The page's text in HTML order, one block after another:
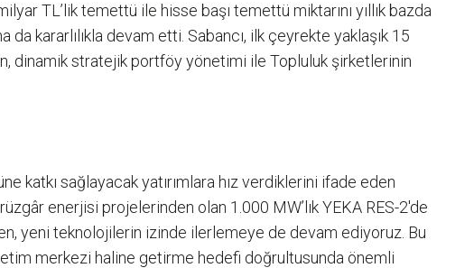
TL’lik temettü ile hisse başı temettü miktarını yıllık bazda
da kararlılıkla devam etti. Sabancı, ilk çeyrekte yaklaşık 15
dinamik stratejik portföy yönetimi ile Topluluk şirketlerinin
katkı sağlayacak yatırımlara hız verdiklerini ifade eden
enerjisi projelerinden olan 1.000 MW’lık YEKA RES-2'de
yeni teknolojilerin izinde ilerlemeye de devam ediyoruz. Bu
merkezi haline getirme hedefi doğrultusunda önemli